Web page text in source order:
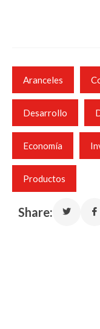
Aranceles
Desarrollo
Economía
Productos
Share: